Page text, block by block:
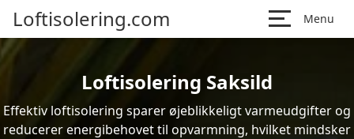
Loftisolering.com Menu
Loftisolering Saksild
Effektiv loftisolering sparer øjeblikkeligt varmeudgifter og
reducerer energibehovet til opvarmning, hvilket mindsker